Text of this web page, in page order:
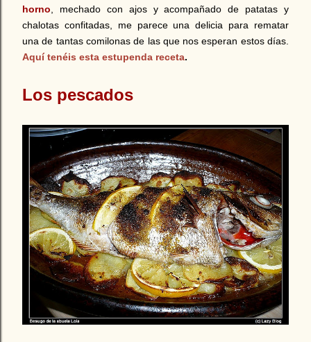
horno, mechado con ajos y acompañado de patatas y
chalotas confitadas, me parece una delicia para rematar
una de tantas comilonas de las que nos esperan estos días.
Aquí tenéis esta estupenda receta.
Los pescados